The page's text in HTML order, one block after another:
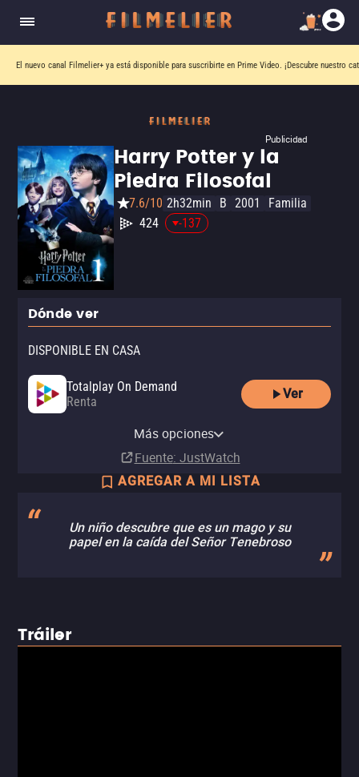
El nuevo canal Filmelier+ ya está disponible para suscribirte en Prime Video. ¡Descubre nuestro
Publicidad
Harry Potter y la
Piedra Filosofal
7.6/10 2h32min B 2001
Familia
424
-137
Dónde ver
DISPONIBLE EN CASA
Totalplay On Demand
Renta
Ver
Amazon Video
Apple TV Store
Claro video
Más opciones
Fuente: JustWatch
AGREGAR A MI LISTA
Un niño descubre que es un mago y su
papel en la caída del Señor Tenebroso
Tráiler